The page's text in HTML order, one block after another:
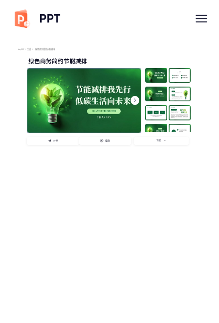
PPT
imyPPT / 生活 / 绿色商务简约节能减排
绿色商务简约节能减排
分享 播放 下载